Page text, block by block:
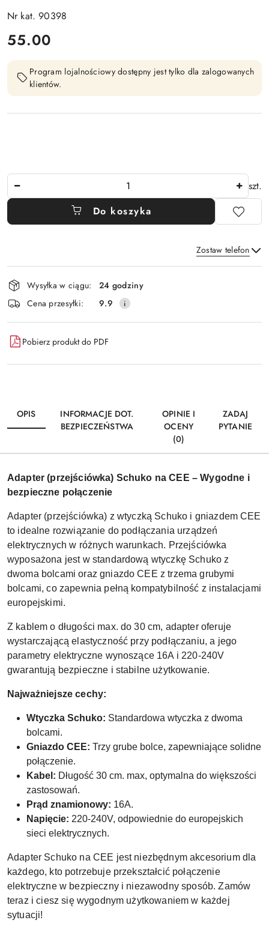
Nr kat. 90398
cena:
55.00
Program lojalnościowy dostępny jest tylko dla zalogowanych
klientów.
szt.
Do koszyka
Zostaw telefon
Wyślij
Dostępność
i
dostawa
Wysyłka w ciągu:
24 godziny
Cena przesyłki:
9.9
Pobierz produkt do PDF
OPIS
INFORMACJE DOT.
BEZPIECZEŃSTWA
OPINIE I
OCENY
(0)
ZADAJ
PYTANIE
Adapter (przejściówka) Schuko na CEE – Wygodne i
bezpieczne połączenie
Adapter (przejściówka) z wtyczką Schuko i gniazdem CEE
to idealne rozwiązanie do podłączania urządzeń
elektrycznych w różnych warunkach. Przejściówka
wyposażona jest w standardową wtyczkę Schuko z
dwoma bolcami oraz gniazdo CEE z trzema grubymi
bolcami, co zapewnia pełną kompatybilność z instalacjami
europejskimi.
Z kablem o długości max. do 30 cm, adapter oferuje
wystarczającą elastyczność przy podłączaniu, a jego
parametry elektryczne wynoszące 16A i 220-240V
gwarantują bezpieczne i stabilne użytkowanie.
Najważniejsze cechy:
Wtyczka Schuko: Standardowa wtyczka z dwoma
bolcami.
Gniazdo CEE: Trzy grube bolce, zapewniające solidne
połączenie.
Kabel: Długość 30 cm. max, optymalna do większości
zastosowań.
Prąd znamionowy: 16A.
Napięcie: 220-240V, odpowiednie do europejskich
sieci elektrycznych.
Adapter Schuko na CEE jest niezbędnym akcesorium dla
każdego, kto potrzebuje przekształcić połączenie
elektryczne w bezpieczny i niezawodny sposób. Zamów
teraz i ciesz się wygodnym użytkowaniem w każdej
sytuacji!